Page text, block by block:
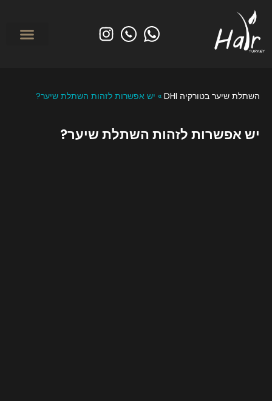
השתלת שיער בטורקיה DHI » יש אפשרות לזהות השתלת שיער?
יש אפשרות לזהות השתלת שיער?